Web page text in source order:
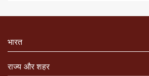
भारत
राज्य और शहर